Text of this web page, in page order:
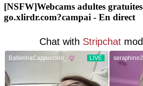
[NSFW]Webcams adultes gratuites
go.xlirdr.com?campai - En direct